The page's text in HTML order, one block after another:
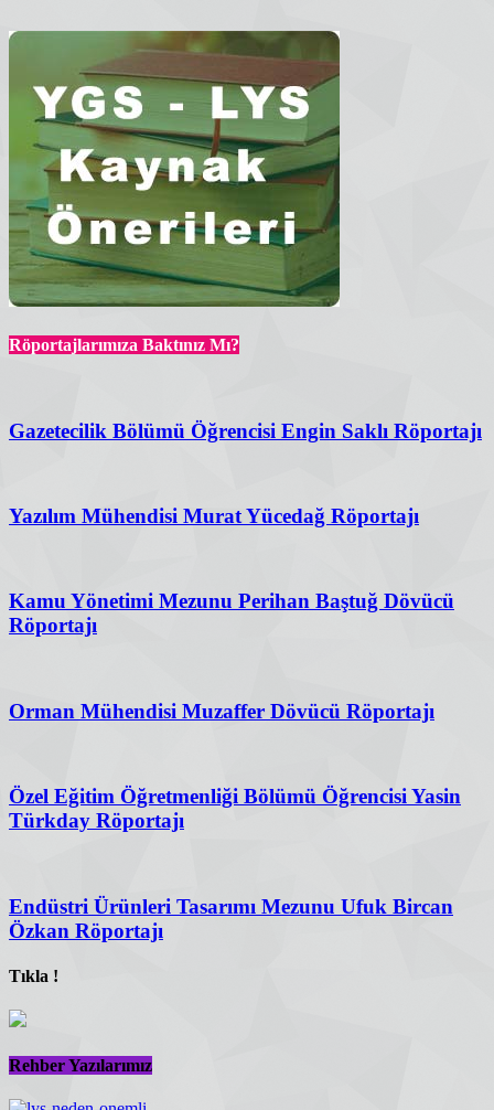
Röportajlarımıza Baktınız Mı?
Gazetecilik Bölümü Öğrencisi Engin Saklı Röportajı
Yazılım Mühendisi Murat Yücedağ Röportajı
Kamu Yönetimi Mezunu Perihan Baştuğ Dövücü
Röportajı
Orman Mühendisi Muzaffer Dövücü Röportajı
Özel Eğitim Öğretmenliği Bölümü Öğrencisi Yasin
Türkday Röportajı
Endüstri Ürünleri Tasarımı Mezunu Ufuk Bircan
Özkan Röportajı
Tıkla !
Rehber Yazılarımız